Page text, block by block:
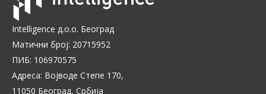
Intelligence д.о.о. Београд
Матични број: 20715952
ПИБ: 106970575
Адреса: Војводе Степе 170,
11050 Београд, Србија